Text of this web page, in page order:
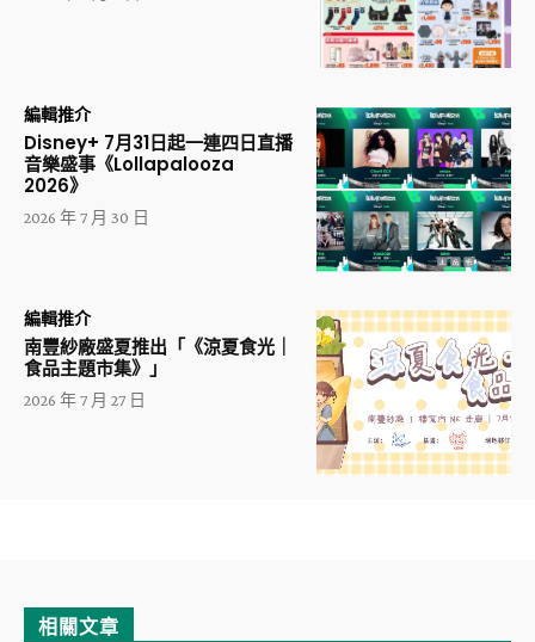
編輯推介
Disney+ 7月31日起一連四日直播
音樂盛事《Lollapalooza
2026》
2026 年 7 月 30 日
編輯推介
南豐紗廠盛夏推出「《涼夏食光｜
食品主題市集》」
2026 年 7 月 27 日
相關文章